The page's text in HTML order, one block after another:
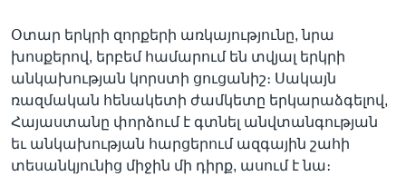
Օտար երկրի զորքերի առկայությունը, նրա
խոսքերով, երբեմ համարում են տվյալ երկրի
անկախության կորստի ցուցանիշ։ Սակայն
ռազմական հենակետի ժամկետը երկարաձգելով,
Հայաստանը փորձում է գտնել անվտանգության
եւ անկախության հարցերում ազգային շահի
տեսանկյունից միջին մի դիրք, ասում է նա։